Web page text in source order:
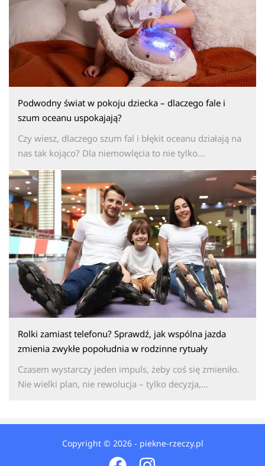
Podwodny świat w pokoju dziecka – dlaczego fale i
szum oceanu uspokajają?
Czy wiesz, dlaczego szum fal i błękit oceanu działają na
nas tak kojąco? Dla niemowlęcia to nie tylko...
Rolki zamiast telefonu? Sprawdź, jak wspólna jazda
zmienia zwykłe popołudnia w rodzinne rytuały
Czasem wystarczy jeden impuls, żeby coś się zmieniło.
Nie wielki plan, nie rewolucja – tylko decyzja,...
Copyright © 2026 - piekne-rzeczy.pl